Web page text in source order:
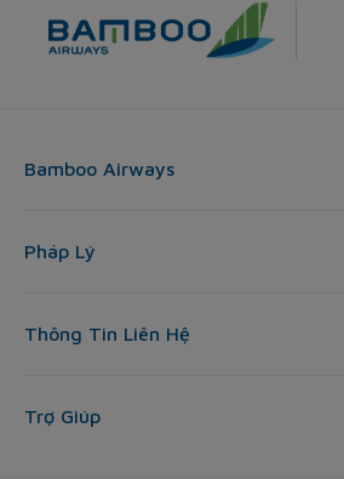
Bamboo Airways
Pháp Lý
Thông Tin Liên Hệ
Trợ Giúp